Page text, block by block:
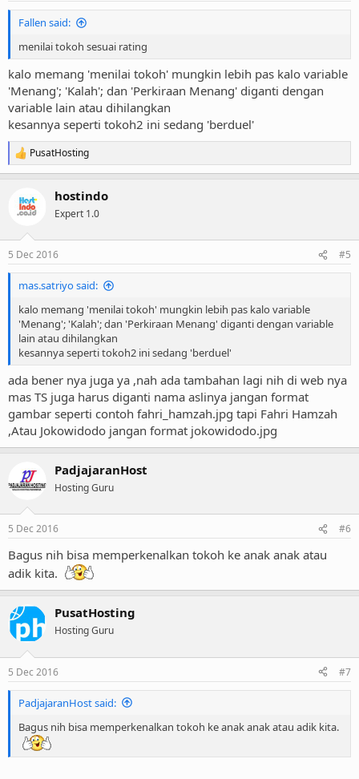
Fallen said:
menilai tokoh sesuai rating
kalo memang 'menilai tokoh' mungkin lebih pas kalo variable
'Menang'; 'Kalah'; dan 'Perkiraan Menang' diganti dengan
variable lain atau dihilangkan
kesannya seperti tokoh2 ini sedang 'berduel'
R
e
s
:
PusatHosting
hostindo
Expert 1.0
5 Dec 2016 #5
mas.satriyo said:
kalo memang 'menilai tokoh' mungkin lebih pas kalo variable
'Menang'; 'Kalah'; dan 'Perkiraan Menang' diganti dengan variable
lain atau dihilangkan
kesannya seperti tokoh2 ini sedang 'berduel'
ada bener nya juga ya ,nah ada tambahan lagi nih di web nya
mas TS juga harus diganti nama aslinya jangan format
gambar seperti contoh fahri_hamzah.jpg tapi Fahri Hamzah
,Atau Jokowidodo jangan format jokowidodo.jpg
PadjajaranHost
Hosting Guru
5 Dec 2016 #6
Bagus nih bisa memperkenalkan tokoh ke anak anak atau
adik kita.
PusatHosting
Hosting Guru
5 Dec 2016 #7
PadjajaranHost said:
Bagus nih bisa memperkenalkan tokoh ke anak anak atau adik kita.